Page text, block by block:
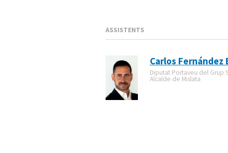
ASSISTENTS
Carlos Fernández
Diputat Portaveu del Grup
Alcalde de Mislata